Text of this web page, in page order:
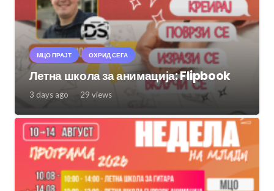
МЦО ПРАЈТ ОХРИД СЕГА
Летна школа за анимација: Flipbook
3 days ago 29 views